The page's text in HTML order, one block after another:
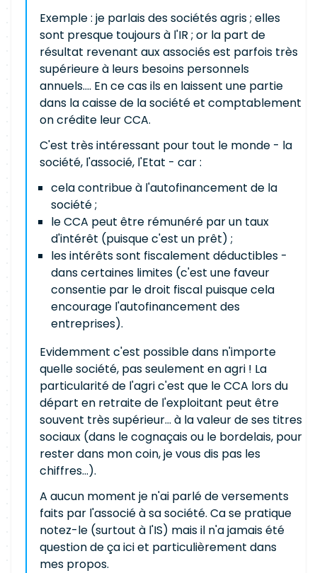
Exemple : je parlais des sociétés agris ; elles
sont presque toujours à l'IR ; or la part de
résultat revenant aux associés est parfois très
supérieure à leurs besoins personnels
annuels.... En ce cas ils en laissent une partie
dans la caisse de la société et comptablement
on crédite leur CCA.
C'est très intéressant pour tout le monde - la
société, l'associé, l'Etat - car :
cela contribue à l'autofinancement de la
société ;
le CCA peut être rémunéré par un taux
d'intérêt (puisque c'est un prêt) ;
les intérêts sont fiscalement déductibles -
dans certaines limites (c'est une faveur
consentie par le droit fiscal puisque cela
encourage l'autofinancement des
entreprises).
Evidemment c'est possible dans n'importe
quelle société, pas seulement en agri ! La
particularité de l'agri c'est que le CCA lors du
départ en retraite de l'exploitant peut être
souvent très supérieur... à la valeur de ses titres
sociaux (dans le cognaçais ou le bordelais, pour
rester dans mon coin, je vous dis pas les
chiffres...).
A aucun moment je n'ai parlé de versements
faits par l'associé à sa société. Ca se pratique
notez-le (surtout à l'IS) mais il n'a jamais été
question de ça ici et particulièrement dans
mes propos.